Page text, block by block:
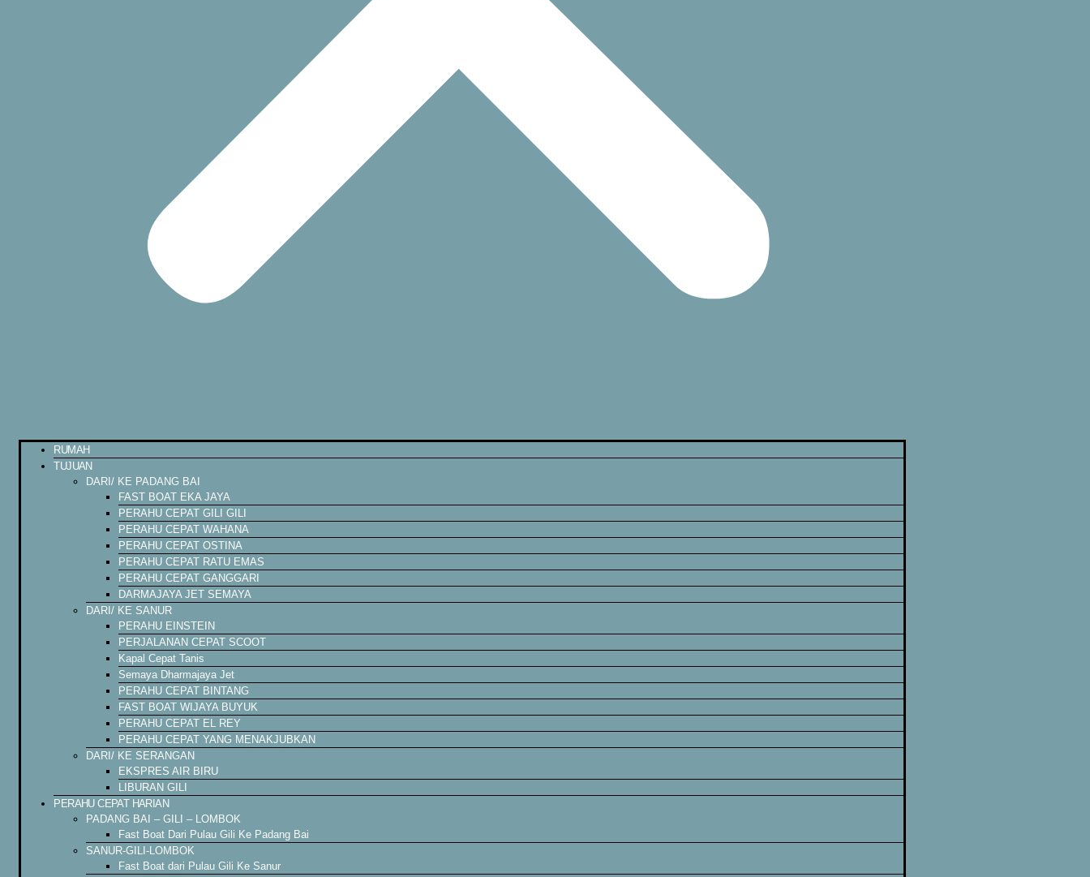
RUMAH
TUJUAN
DARI/ KE PADANG BAI
FAST BOAT EKA JAYA
PERAHU CEPAT GILI GILI
PERAHU CEPAT WAHANA
PERAHU CEPAT OSTINA
PERAHU CEPAT RATU EMAS
PERAHU CEPAT GANGGARI
DARMAJAYA JET SEMAYA
DARI/ KE SANUR
PERAHU EINSTEIN
PERJALANAN CEPAT SCOOT
Kapal Cepat Tanis
Semaya Dharmajaya Jet
PERAHU CEPAT BINTANG
FAST BOAT WIJAYA BUYUK
PERAHU CEPAT EL REY
PERAHU CEPAT YANG MENAKJUBKAN
DARI/ KE SERANGAN
EKSPRES AIR BIRU
LIBURAN GILI
PERAHU CEPAT HARIAN
PADANG BAI – GILI – LOMBOK
Fast Boat Dari Pulau Gili Ke Padang Bai
SANUR-GILI-LOMBOK
Fast Boat dari Pulau Gili Ke Sanur